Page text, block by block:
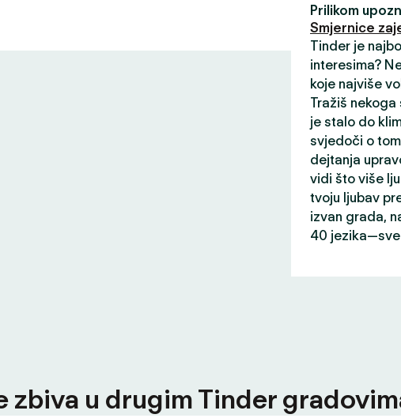
Prilikom
Smjernice
Tinder je
interesima?
koje najviše
Tražiš
je stalo do
svjedoči o
dejtanja
vidi što više
tvoju ljubav
izvan grada,
40 jezika—sve
zbiva u drugim Tinder